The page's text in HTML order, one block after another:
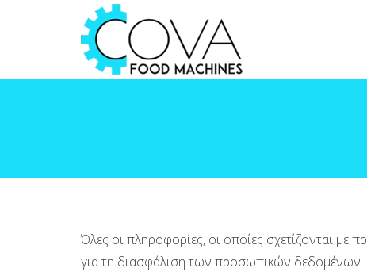
Όλες οι πληροφορίες, οι οποίες σχετίζονται
για τη διασφάλιση των προσωπικών δεδομένων.